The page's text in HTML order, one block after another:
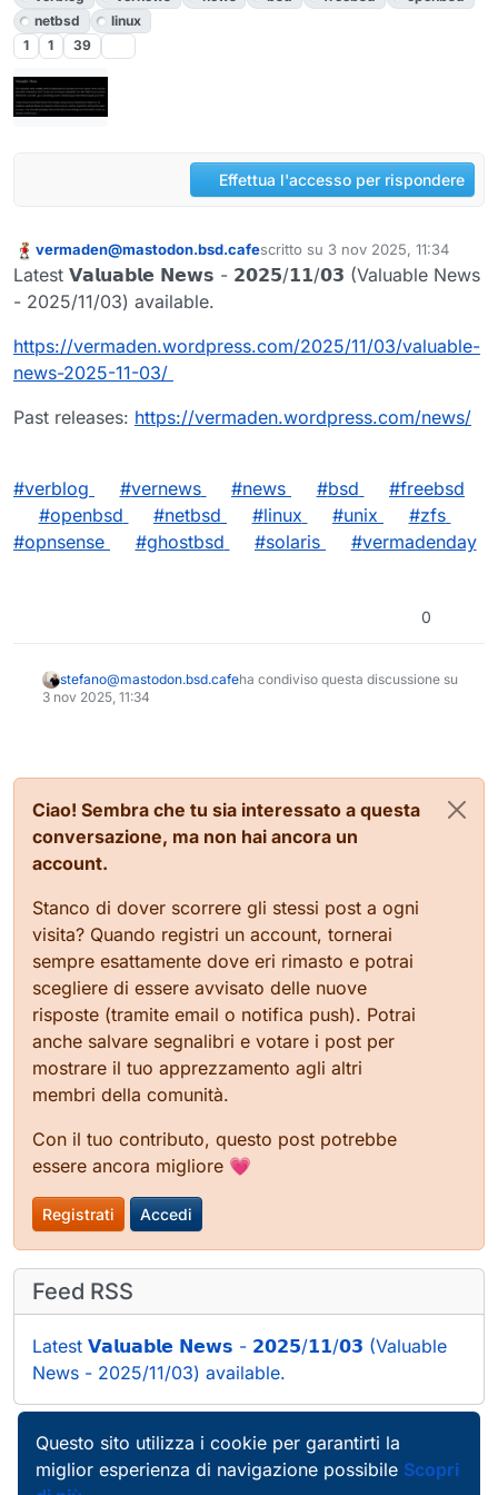
netbsd
linux
1
1 39
Effettua l'accesso per rispondere
Questo utente è esterno a questo forum
vermaden@mastodon.bsd.cafescritto su 3 nov 2025, 11:34
ultima modifica di
Latest 𝗩𝗮𝗹𝘂𝗮𝗯𝗹𝗲 𝗡𝗲𝘄𝘀 - 𝟮𝟬𝟮𝟱/𝟭𝟭/𝟬𝟯 (Valuable News
- 2025/11/03) available.
https://vermaden.wordpress.com/2025/11/03/valuable-
news-2025-11-03/
Past releases: https://vermaden.wordpress.com/news/
#verblog #vernews #news #bsd #freebsd
#openbsd #netbsd #linux #unix #zfs
#opnsense #ghostbsd #solaris #vermadenday
0
stefano@mastodon.bsd.cafeha condiviso questa discussione su
3 nov 2025, 11:34
Ciao! Sembra che tu sia interessato a questa
conversazione, ma non hai ancora un
account.
Stanco di dover scorrere gli stessi post a ogni
visita? Quando registri un account, tornerai
sempre esattamente dove eri rimasto e potrai
scegliere di essere avvisato delle nuove
risposte (tramite email o notifica push). Potrai
anche salvare segnalibri e votare i post per
mostrare il tuo apprezzamento agli altri
membri della comunità.
Con il tuo contributo, questo post potrebbe
essere ancora migliore 💗
Registrati Accedi
Feed RSS
Latest 𝗩𝗮𝗹𝘂𝗮𝗯𝗹𝗲 𝗡𝗲𝘄𝘀 - 𝟮𝟬𝟮𝟱/𝟭𝟭/𝟬𝟯 (Valuable
News - 2025/11/03) available.
Questo sito utilizza i cookie per garantirti la
miglior esperienza di navigazione possibile Scopri